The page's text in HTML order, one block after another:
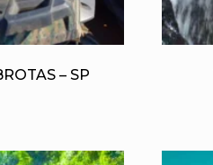
– SP